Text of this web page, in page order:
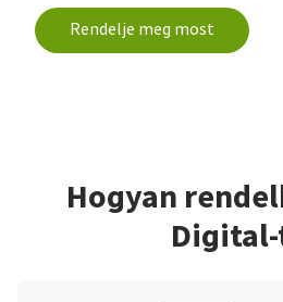
Rendelje meg most
Hogyan